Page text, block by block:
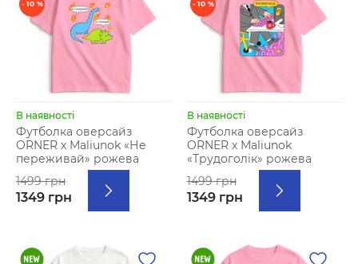
- 10 %
В наявності
Футболка оверсайз
ORNER х Maliunok «Не
переживай» рожева
1499 грн
1349 грн
- 10 %
В наявності
Футболка оверсайз
ORNER х Maliunok
«Трудоголік» рожева
1499 грн
1349 грн